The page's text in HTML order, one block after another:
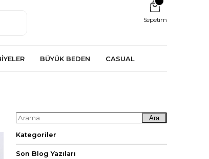
Sepetim
BÜYÜK BEDEN CASUAL
Ara
Kategoriler
Son Blog Yazıları